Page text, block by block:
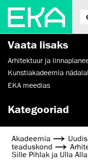
Vaata lisaks
Arhitektuur ja
Kunstiakadeemia
EKA meedias
Kategooriad
Akadeemia
teaduskond
Sille Pihlak ja Ulla